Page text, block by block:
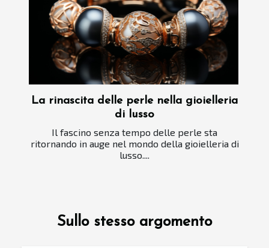
La rinascita delle perle nella gioielleria
di lusso
Il fascino senza tempo delle perle sta
ritornando in auge nel mondo della gioielleria di
lusso....
Sullo stesso argomento